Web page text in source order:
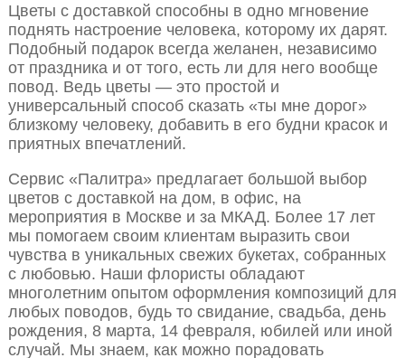
Цветы с доставкой способны в одно мгновение
поднять настроение человека, которому их дарят.
Подобный подарок всегда желанен, независимо
от праздника и от того, есть ли для него вообще
повод. Ведь цветы — это простой и
универсальный способ сказать «ты мне дорог»
близкому человеку, добавить в его будни красок и
приятных впечатлений.
Сервис «Палитра» предлагает большой выбор
цветов с доставкой на дом, в офис, на
мероприятия в Москве и за МКАД. Более 17 лет
мы помогаем своим клиентам выразить свои
чувства в уникальных свежих букетах, собранных
с любовью. Наши флористы обладают
многолетним опытом оформления композиций для
любых поводов, будь то свидание, свадьба, день
рождения, 8 марта, 14 февраля, юбилей или иной
случай. Мы знаем, как можно порадовать